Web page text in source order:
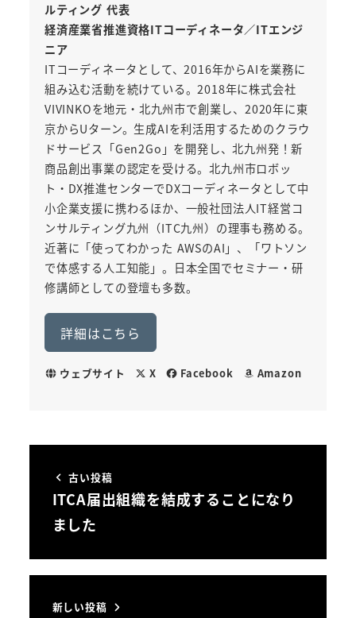
ルティング 代表
経済産業省推進資格ITコーディネータ／ITエンジ
ニア
ITコーディネータとして、2016年からAIを業務に
組み込む活動を続けている。2018年に株式会社
VIVINKOを地元・北九州市で創業し、2020年に東
京からUターン。生成AIを利活用するためのクラウ
ドサービス「Gen2Go」を開発し、北九州発！新
商品創出事業の認定を受ける。北九州市ロボッ
ト・DX推進センターでDXコーディネータとして中
小企業支援に携わるほか、一般社団法人IT経営コ
ンサルティング九州（ITC九州）の理事も務める。
近著に「使ってわかった AWSのAI」、「ワトソン
で体感する人工知能」。日本全国でセミナー・研
修講師としての登壇も多数。
詳細はこちら
ウェブサイト X Facebook Amazon
古い投稿
ITCA届出組織を結成することになり
ました
新しい投稿